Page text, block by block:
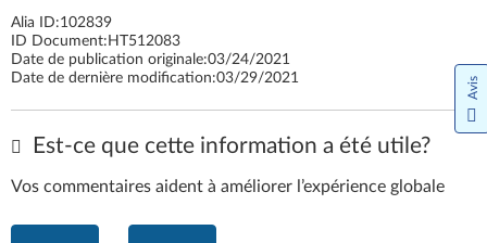
Alia ID:102839
ID Document: HT512083
Date de publication originale:03/24/2021
Date de dernière modification:03/29/2021
Est-ce que cette information a été utile?
Vos commentaires aident à améliorer l’expérience globale
Avis